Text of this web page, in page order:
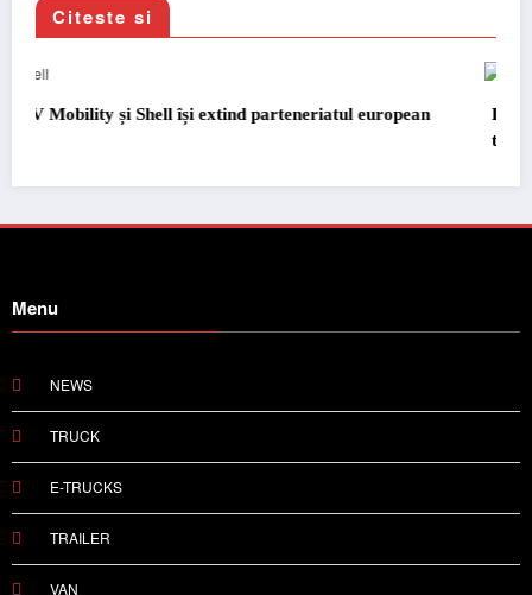
Citeste si
Blue River: 26.123 km cu un camion 100% electric în
Menu
NEWS
TRUCK
E-TRUCKS
TRAILER